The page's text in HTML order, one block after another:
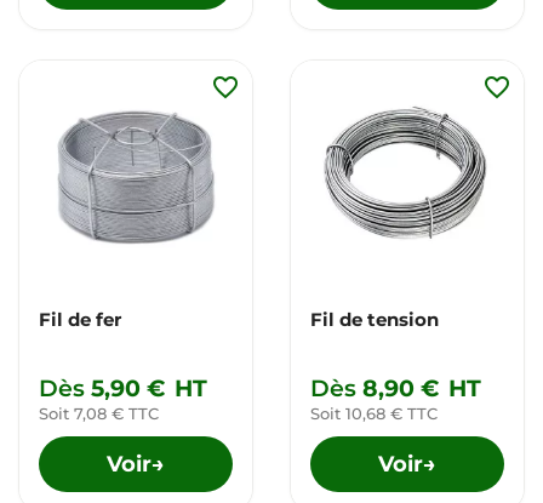
Fil de fer
Dès 5,90 € HT
Soit 7,08 € TTC
Voir→
favorite_border
Fil de tension
Dès 8,90 € HT
Soit 10,68 € TTC
Voir→
favorite_border